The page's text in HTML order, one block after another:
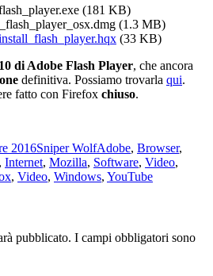
(181 KB)
(1.3 MB)
(33 KB)
10 di Adobe Flash Player, che ancora
definitiva. Possiamo trovarla qui.
fatto con Firefox chiuso.
2016Autore
Sniper WolfCategorie
Adobe, Browser,
, Internet, Mozilla, Software, Video,
, Video, Windows, YouTube
pubblicato. I campi obbligatori sono